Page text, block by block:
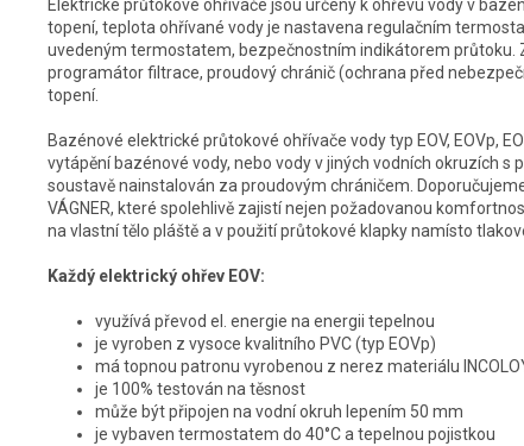
Elektrické průtokové ohřívače jsou určeny k ohřevu vody v
topení, teplota ohřívané vody je nastavena regulačním
uvedeným termostatem, bezpečnostním indikátorem průtoku.
programátor filtrace, proudový chránič (ochrana před
topení.
Bazénové elektrické průtokové ohřívače vody typ EOV, EOVp,
vytápění bazénové vody, nebo vody v jiných vodních okruzích
soustavě nainstalován za proudovým chráničem.
VÁGNER, které spolehlivě zajistí nejen požadovanou
na vlastní tělo pláště a v použití průtokové klapky namísto
Každý elektrický ohřev EOV:
využívá převod el. energie na energii tepelnou
je vyroben z vysoce kvalitního PVC (typ EOVp)
má topnou patronu vyrobenou z nerez materiálu
je 100% testován na těsnost
může být připojen na vodní okruh lepením 50 mm
je vybaven termostatem do 40°C a tepelnou pojistkou